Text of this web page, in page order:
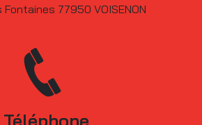
Fontaines 77950 VOISENON
Téléphone